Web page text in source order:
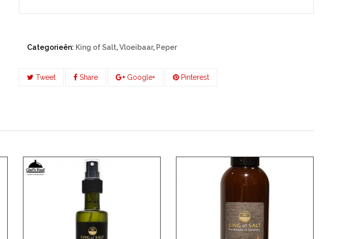
Categorieën: King of Salt,Vloeibaar, Peper
Tweet Share Google+ Pinterest